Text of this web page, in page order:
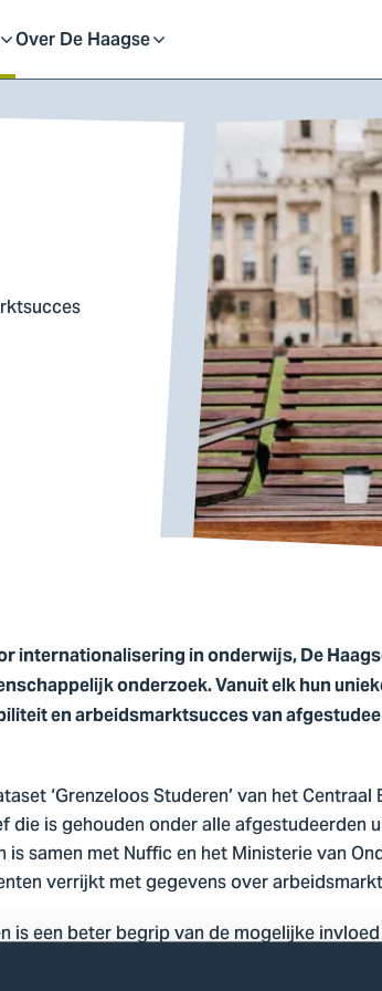
Over De Haagse
Open
internationalisering in onderwijs, De
onderzoek. Vanuit elk hun
en arbeidsmarktsucces van
‘Grenzeloos Studeren’ van het
die is gehouden onder alle afgestudeerden
samen met Nuffic en het Ministerie van
verrijkt met gegevens over
is een beter begrip van de mogelijke
op het arbeidsmarktsucces van